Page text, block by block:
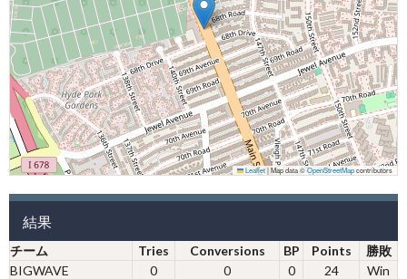
Leaflet|Map data ©OpenStreetMapcontributors
結果
チーム Tries Conversions BP Points
勝敗
BIGWAVE
0 0 0 24
Win